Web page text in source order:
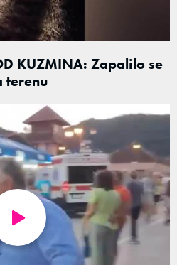
KUZMINA: Zapalilo se
terenu